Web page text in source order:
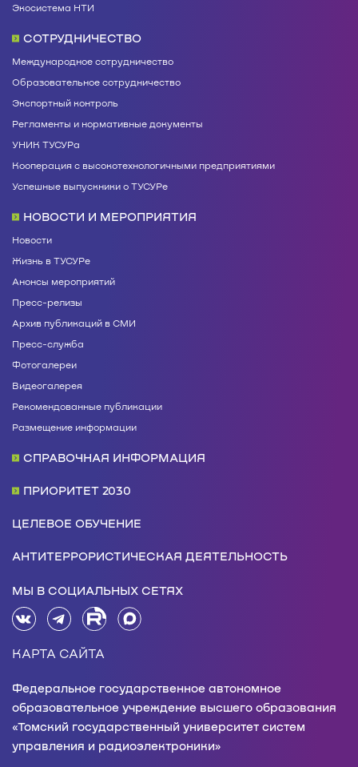
Экосистема НТИ
СОТРУДНИЧЕСТВО
Международное сотрудничество
Образовательное сотрудничество
Экспортный контроль
Регламенты и нормативные документы
УНИК ТУСУРа
Кооперация с высокотехнологичными предприятиями
Успешные выпускники о ТУСУРе
НОВОСТИ И МЕРОПРИЯТИЯ
Новости
Жизнь в ТУСУРе
Анонсы мероприятий
Пресс-релизы
Архив публикаций в СМИ
Пресс-служба
Фотогалереи
Видеогалерея
Рекомендованные публикации
Размещение информации
СПРАВОЧНАЯ ИНФОРМАЦИЯ
ПРИОРИТЕТ 2030
ЦЕЛЕВОЕ ОБУЧЕНИЕ
АНТИТЕРРОРИСТИЧЕСКАЯ ДЕЯТЕЛЬНОСТЬ
МЫ В СОЦИАЛЬНЫХ СЕТЯХ
КАРТА САЙТА
Федеральное государственное автономное
образовательное учреждение высшего образования
«Томский государственный университет систем
управления и радиоэлектроники»